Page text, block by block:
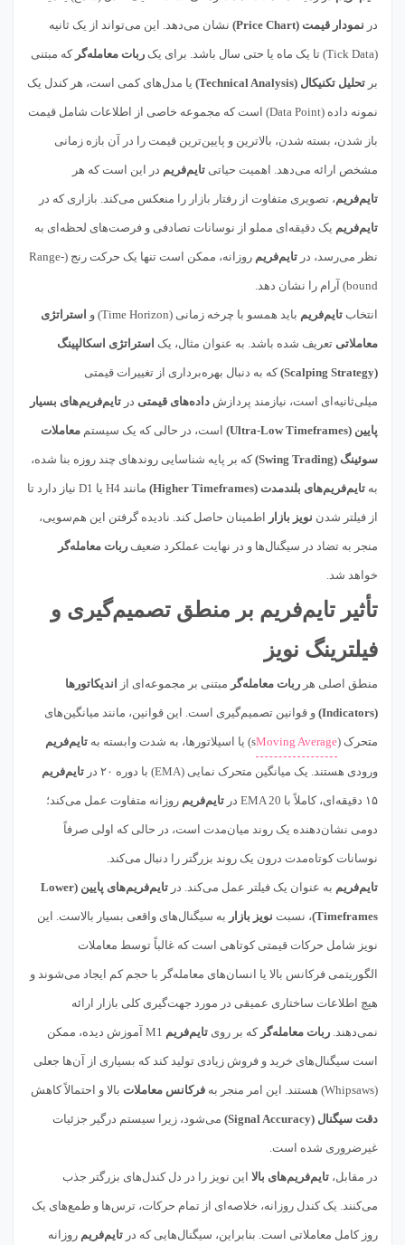
در نمودار قیمت (Price Chart) نشان می‌دهد. این می‌تواند از یک ثانیه
(Tick Data) تا یک ماه یا حتی سال باشد. برای یک ربات معامله‌گر که مبتنی
بر تحلیل تکنیکال (Technical Analysis) یا مدل‌های کمی است، هر کندل یک
نمونه داده (Data Point) است که مجموعه خاصی از اطلاعات شامل قیمت
باز شدن، بسته شدن، بالاترین و پایین‌ترین قیمت را در آن بازه زمانی
مشخص ارائه می‌دهد. اهمیت حیاتی تایم‌فریم در این است که هر
تایم‌فریم، تصویری متفاوت از رفتار بازار را منعکس می‌کند. بازاری که در
تایم‌فریم یک دقیقه‌ای مملو از نوسانات تصادفی و فرصت‌های لحظه‌ای به
نظر می‌رسد، در تایم‌فریم روزانه، ممکن است تنها یک حرکت رنج (Range-
bound) آرام را نشان دهد.
انتخاب تایم‌فریم باید همسو با چرخه زمانی (Time Horizon) و استراتژی
معاملاتی تعریف شده باشد. به عنوان مثال، یک استراتژی اسکالپینگ
(Scalping Strategy) که به دنبال بهره‌برداری از تغییرات قیمتی
میلی‌ثانیه‌ای است، نیازمند پردازش داده‌های قیمتی در تایم‌فریم‌های بسیار
پایین (Ultra-Low Timeframes) است، در حالی که یک سیستم معاملات
سوئینگ (Swing Trading) که بر پایه شناسایی روندهای چند روزه بنا شده،
به تایم‌فریم‌های بلندمدت (Higher Timeframes) مانند H4 یا D1 نیاز دارد تا
از فیلتر شدن نویز بازار اطمینان حاصل کند. نادیده گرفتن این هم‌سویی،
منجر به تضاد در سیگنال‌ها و در نهایت عملکرد ضعیف ربات معامله‌گر
خواهد شد.
تأثیر تایم‌فریم بر منطق تصمیم‌گیری و
فیلترینگ نویز
منطق اصلی هر ربات معامله‌گر مبتنی بر مجموعه‌ای از اندیکاتورها
(Indicators) و قوانین تصمیم‌گیری است. این قوانین، مانند میانگین‌های
متحرک (Moving Averages) یا اسیلاتورها، به شدت وابسته به تایم‌فریم
ورودی هستند. یک میانگین متحرک نمایی (EMA) با دوره ۲۰ در تایم‌فریم
۱۵ دقیقه‌ای، کاملاً با EMA 20 در تایم‌فریم روزانه متفاوت عمل می‌کند؛
دومی نشان‌دهنده یک روند میان‌مدت است، در حالی که اولی صرفاً
نوسانات کوتاه‌مدت درون یک روند بزرگتر را دنبال می‌کند.
تایم‌فریم به عنوان یک فیلتر عمل می‌کند. در تایم‌فریم‌های پایین (Lower
Timeframes) ، نسبت نویز بازار به سیگنال‌های واقعی بسیار بالاست. این
نویز شامل حرکات قیمتی کوتاهی است که غالباً توسط معاملات
الگوریتمی فرکانس بالا یا انسان‌های معامله‌گر با حجم کم ایجاد می‌شوند و
هیچ اطلاعات ساختاری عمیقی در مورد جهت‌گیری کلی بازار ارائه
نمی‌دهند. ربات معامله‌گر که بر روی تایم‌فریم M1 آموزش دیده، ممکن
است سیگنال‌های خرید و فروش زیادی تولید کند که بسیاری از آن‌ها جعلی
(Whipsaws) هستند. این امر منجر به فرکانس معاملات بالا و احتمالاً کاهش
دقت سیگنال (Signal Accuracy) می‌شود، زیرا سیستم درگیر جزئیات
غیرضروری شده است.
در مقابل، تایم‌فریم‌های بالا این نویز را در دل کندل‌های بزرگتر جذب
می‌کنند. یک کندل روزانه، خلاصه‌ای از تمام حرکات، ترس‌ها و طمع‌های یک
روز کامل معاملاتی است. بنابراین، سیگنال‌هایی که در تایم‌فریم روزانه